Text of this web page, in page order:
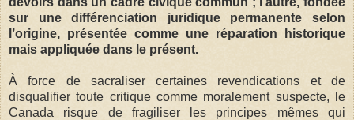
sur une différenciation juridique permanente selon
l’origine, présentée comme une réparation historique
mais appliquée dans le présent.
À force de sacraliser certaines revendications et de
disqualifier toute critique comme moralement suspecte, le
Canada risque de fragiliser les principes mêmes qui